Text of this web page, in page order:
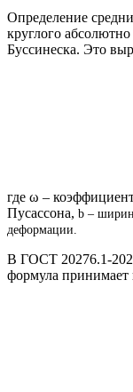
Определение
круглого
Буссинеска. Это
где ω –
Пусассона, b –
деформации.
В ГОСТ 20276.1-
формула принимает